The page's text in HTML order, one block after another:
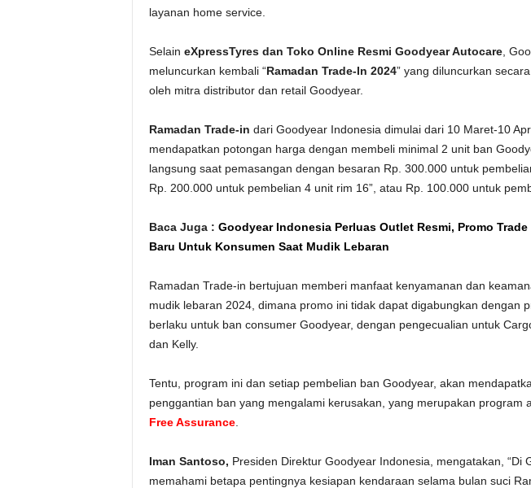
layanan home service.
Selain eXpressTyres dan Toko Online Resmi Goodyear Autocare,
meluncurkan kembali “Ramadan Trade-In 2024” yang diluncurkan
oleh mitra distributor dan retail Goodyear.
Ramadan Trade-in dari Goodyear Indonesia dimulai dari 10 Maret-10
mendapatkan potongan harga dengan membeli minimal 2 unit ban
langsung saat pemasangan dengan besaran Rp. 300.000 untuk
Rp. 200.000 untuk pembelian 4 unit rim 16”, atau Rp. 100.000 untuk
Baca Juga : Goodyear Indonesia Perluas Outlet Resmi, Promo
Baru Untuk Konsumen Saat Mudik Lebaran
Ramadan Trade-in bertujuan memberi manfaat kenyamanan dan
mudik lebaran 2024, dimana promo ini tidak dapat digabungkan dengan
berlaku untuk ban consumer Goodyear, dengan pengecualian untuk
dan Kelly.
Tentu, program ini dan setiap pembelian ban Goodyear, akan
penggantian ban yang mengalami kerusakan, yang merupakan program
Free Assurance.
Iman Santoso, Presiden Direktur Goodyear Indonesia, mengatakan, “Di
memahami betapa pentingnya kesiapan kendaraan selama bulan suci